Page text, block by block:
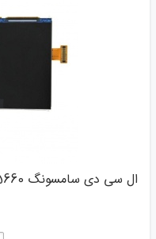
ال سی دی سامسونگ Galaxy gio /S5660